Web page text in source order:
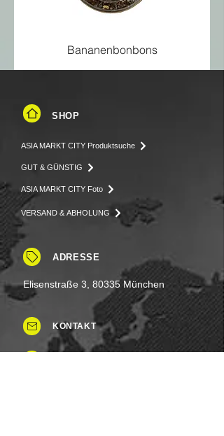
Bananenbonbons
SHOP
ASIA MARKT CITY Produktsuche
GUT & GÜNSTIG
ASIA MARKT CITY Foto
VERSAND & ABHOLUNG
ADRESSE
Elisenstraße 3, 80335 München
KONTAKT